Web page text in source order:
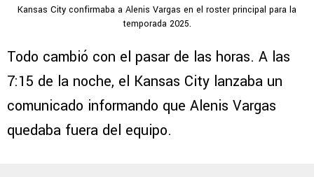
Kansas City confirmaba a Alenis Vargas en el roster principal para la
temporada 2025.
Todo cambió con el pasar de las horas. A las
7:15 de la noche, el Kansas City lanzaba un
comunicado informando que Alenis Vargas
quedaba fuera del equipo.